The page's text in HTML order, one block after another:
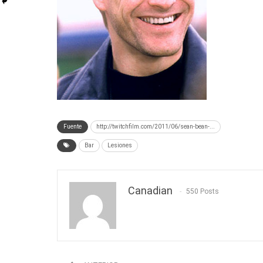
Fuente http://twitchfilm.com/2011/06/sean-bean-...
Bar Lesiones
Canadian 550 Posts